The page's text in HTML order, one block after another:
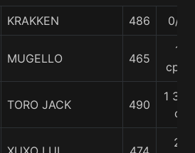
KRAKKEN 486 0/0
MUGELLO 465
1
cpo.
TORO JACK 490
1 3/4
c
2